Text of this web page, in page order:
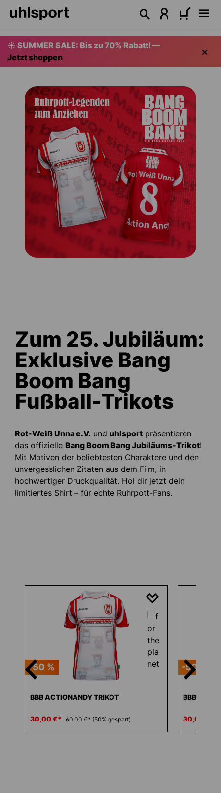
springen
☀️ SUMMER SALE: Bis zu 70% Rabatt! —
Jetzt shoppen
Zum 25. Jubiläum:
Exklusive Bang
Boom Bang
Fußball-Trikots
Rot-Weiß Unna e.V. und uhlsport präsentieren
das offizielle Bang Boom Bang Jubiläums-Trikot!
Mit Motiven der beliebtesten Charaktere und den
unvergesslichen Zitaten aus dem Film, in
hochwertiger Druckqualität. Hol dir jetzt dein
limitiertes Shirt – für echte Ruhrpott-Fans.
Produktgalerie überspringen
-50 %
BBB ACTIONANDY TRIKOT
30,00 €* 60,00 €* (50% gespart)
-50 %
BBB
30,00 €*